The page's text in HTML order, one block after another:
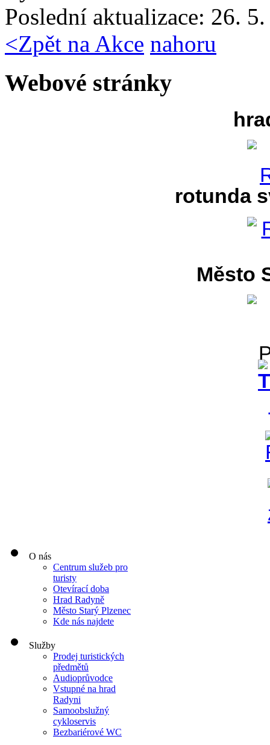
Poslední aktualizace: 26.
<Zpět na Akce nahoru
Webové stránky
rotunda
Město
O nás
Centrum služeb pro
turisty
Otevírací doba
Hrad Radyně
Město Starý Plzenec
Kde nás najdete
Služby
Prodej turistických
předmětů
Audioprůvodce
Vstupné na hrad
Radyni
Samoobslužný
cykloservis
Bezbariérové WC